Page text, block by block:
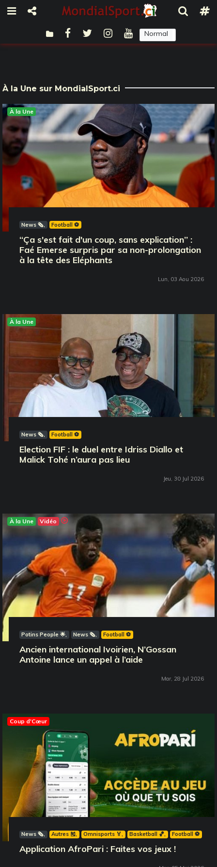
Normal
À la Une sur MondialSport.ci
À la Une
News 🗞️ Football ⚽️
‘‘Ça s'est fait d'un coup, sans explication’’ :
Faé Emerse surpris par sa non-prolongation
à la tête des Eléphants
Lun, 03 Aou 2026
À la Une
News 🗞️ Football ⚽️
Election FIF : le duel entre Idriss Diallo et
Malick Tohé n’aura pas lieu
Jeu, 30 Jul 2026
À la Une Vidéo
Potins People 🌟 News 🗞️ Football ⚽️
Ancien international Ivoirien, N’Gossan
Antoine lance un appel à l’aide
Mar, 28 Jul 2026
Coup d'Cœur
News 🗞️ Autres 🎽 Omnisports 🏅 Basketball 🏀 Football ⚽️
Application AfroPari : Faites vos jeux !